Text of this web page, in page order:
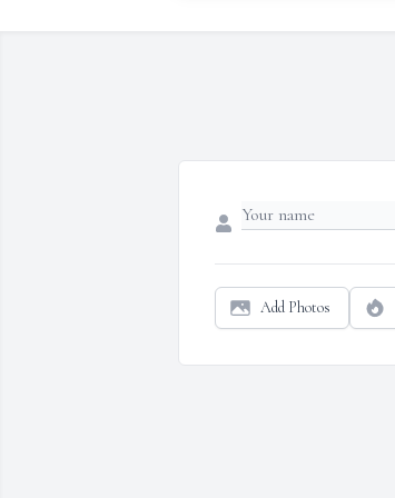
Add Photos